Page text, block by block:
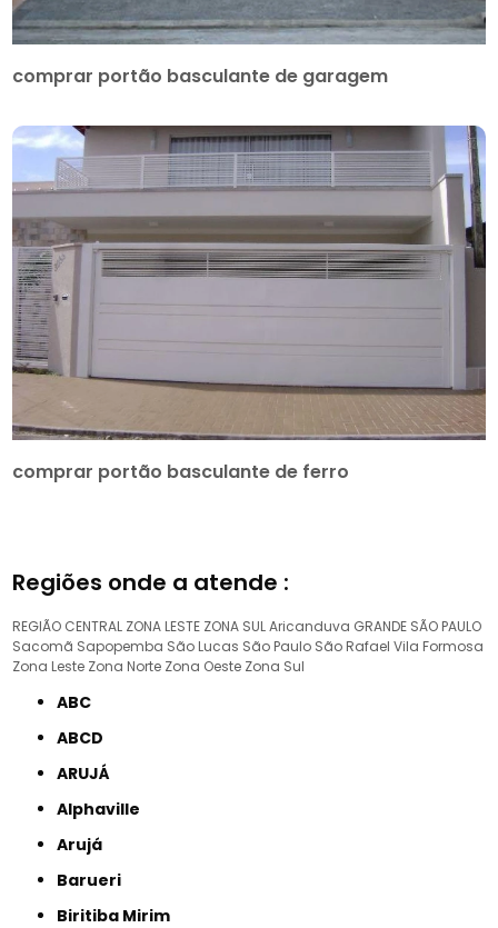
comprar portão basculante de garagem
comprar portão basculante de ferro
Regiões onde a atende :
REGIÃO CENTRAL ZONA LESTE ZONA SULAricanduva GRANDE SÃO PAULO
Sacomã Sapopemba São Lucas São Paulo São Rafael Vila Formosa
Zona Leste Zona Norte Zona Oeste Zona Sul
ABC
ABCD
ARUJÁ
Alphaville
Arujá
Barueri
Biritiba Mirim